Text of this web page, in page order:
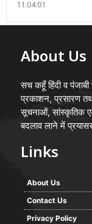
11:04:01
About Us
सच कहूँ हिंदी व पंजाबी
प्रकाशन, प्रसारण
सूचनाओं, सांस्कृतिक
बदलाव लाने में
Links
About Us
Contact Us
Privacy Policy